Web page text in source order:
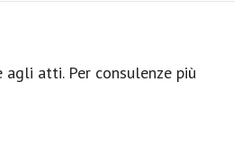
atti. Per consulenze più